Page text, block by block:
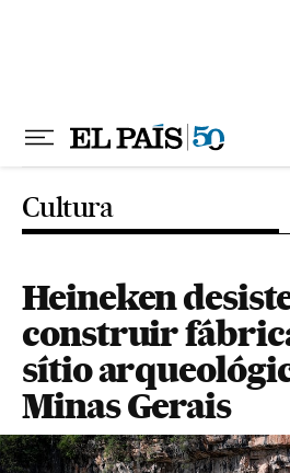
Cultura
Heineken
construir
sítio
Minas Gerais